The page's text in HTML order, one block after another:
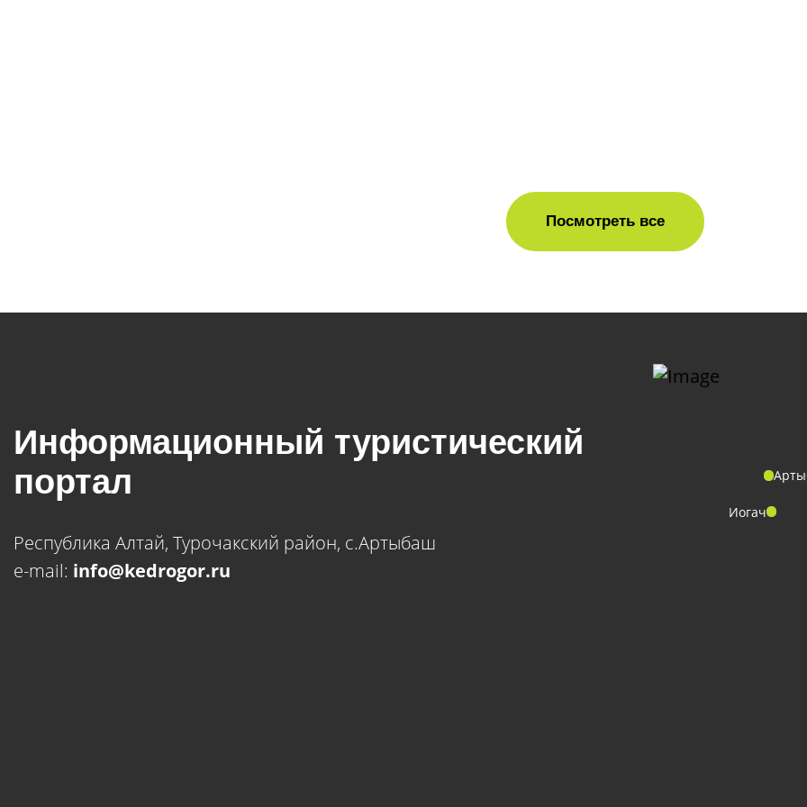
Посмотреть все
Информационный туристический
портал
Республика Алтай, Турочакский район, с.Артыбаш
e-mail: info@kedrogor.ru
Иогач